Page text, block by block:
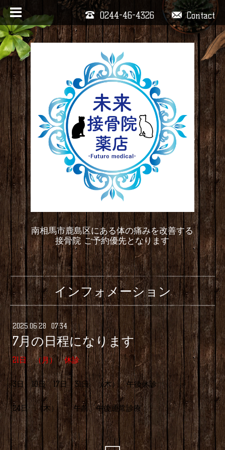
Contact
0244-46-4326
南相馬市鹿島区にある体の痛みを改善する
接骨院 ご予約優先となります
インフォメーション
2025 06.28 07:34
7月の日程になります
21日 （月） 休診
3日 10日 17日 31日 （木） 午後休診
24日 （木） 午前、午後通常診療